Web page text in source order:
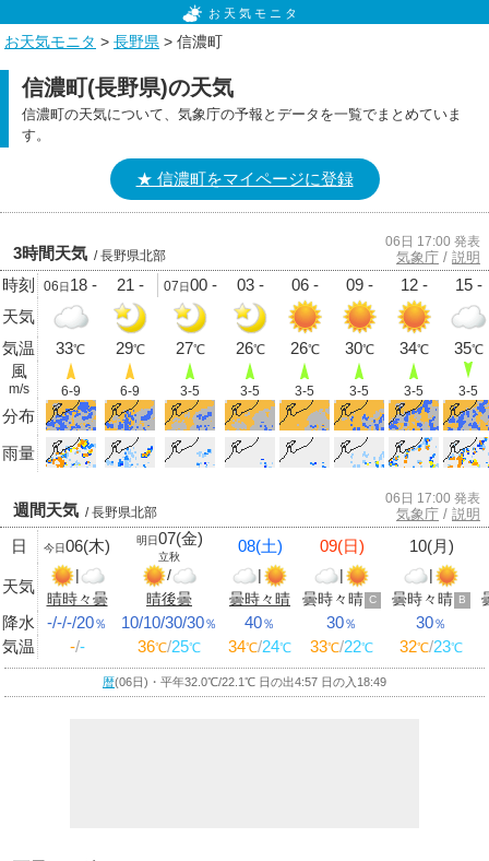
お天気モニタ
お天気モニタ > 長野県 > 信濃町
信濃町(長野県)の天気
信濃町の天気について、気象庁の予報とデータを一覧でまとめていま
す。
★ 信濃町をマイページに登録
3時間天気 / 長野県北部
06日 17:00 発表
気象庁 / 説明
時刻 06日 18 - 21 - 07日00 - 03 - 06 - 09 - 12 -
15 -
天気
気温
33℃ 29℃ 27℃ 26℃ 26℃ 30℃ 34℃ 35℃
風
m/s 6-9 6-9 3-5 3-5 3-5 3-5 3-5 3-5
分布
雨量
週間天気 / 長野県北部
06日 17:00 発表
気象庁 / 説明
日 今日06(木) 明日07(金)
立秋
08(土) 09(日) 10(月)
天気
|
晴時々曇
/
晴後曇
|
曇時々晴
|
曇時々晴 C
|
曇時々晴 B
降水 -/-/-/20％ 10/10/30/30％ 40％ 30％ 30％
気温 -/- 36℃/25℃ 34℃/24℃ 33℃/22℃ 32℃/23℃
暦(06日)・平年32.0℃/22.1℃ 日の出4:57 日の入18:49